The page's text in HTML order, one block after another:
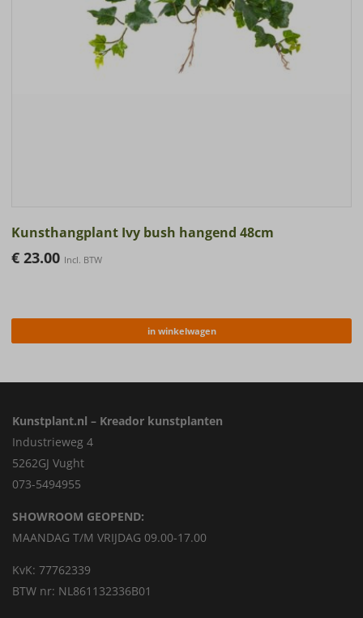
Kunsthangplant Ivy bush hangend 48cm
€ 23.00 Incl. BTW
in winkelwagen
Kunstplant.nl – Kreador kunstplanten
Industrieweg 4
5262GJ Vught
073-5494955
SHOWROOM GEOPEND:
MAANDAG T/M VRIJDAG 09.00-17.00
KvK: 77762339
BTW nr: NL861132336B01